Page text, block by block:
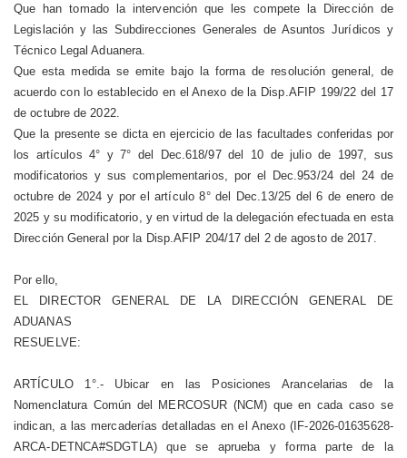
Que han tomado la intervención que les compete la Dirección de
Legislación y las Subdirecciones Generales de Asuntos Jurídicos y
Técnico Legal Aduanera.
Que esta medida se emite bajo la forma de resolución general, de
acuerdo con lo establecido en el Anexo de la Disp.AFIP 199/22 del 17
de octubre de 2022.
Que la presente se dicta en ejercicio de las facultades conferidas por
los artículos 4° y 7° del Dec.618/97 del 10 de julio de 1997, sus
modificatorios y sus complementarios, por el Dec.953/24 del 24 de
octubre de 2024 y por el artículo 8° del Dec.13/25 del 6 de enero de
2025 y su modificatorio, y en virtud de la delegación efectuada en esta
Dirección General por la Disp.AFIP 204/17 del 2 de agosto de 2017.
Por ello,
EL DIRECTOR GENERAL DE LA DIRECCIÓN GENERAL DE
ADUANAS
RESUELVE:
ARTÍCULO 1°.- Ubicar en las Posiciones Arancelarias de la
Nomenclatura Común del MERCOSUR (NCM) que en cada caso se
indican, a las mercaderías detalladas en el Anexo (IF-2026-01635628-
ARCA-DETNCA#SDGTLA) que se aprueba y forma parte de la